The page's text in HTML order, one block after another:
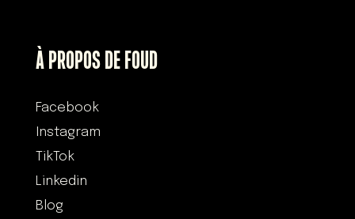
À PROPOS DE FOUD
Facebook
Instagram
TikTok
Linkedin
Blog